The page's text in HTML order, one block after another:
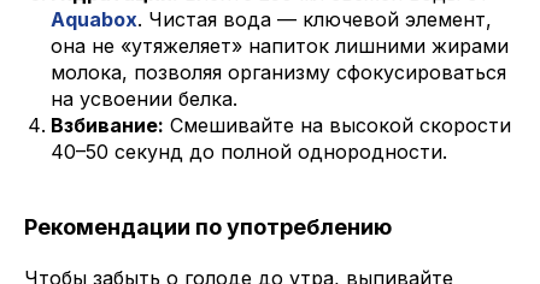
Aquabox. Чистая вода — ключевой элемент,
она не «утяжеляет» напиток лишними жирами
молока, позволяя организму сфокусироваться
на усвоении белка.
Взбивание: Смешивайте на высокой скорости
40–50 секунд до полной однородности.
Рекомендации по употреблению
Чтобы забыть о голоде до утра, выпивайте